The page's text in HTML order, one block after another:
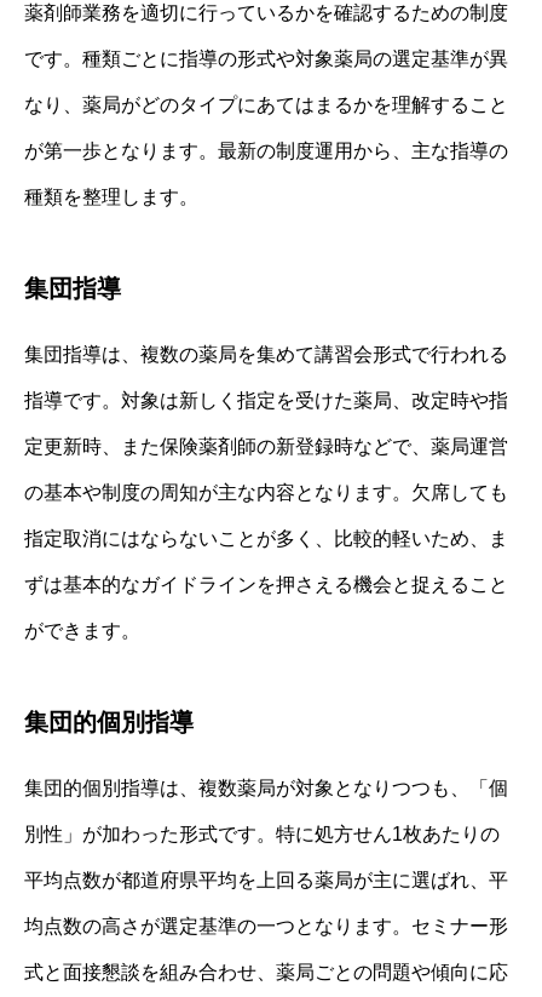
薬剤師業務を適切に行っているかを確認するための制度
です。種類ごとに指導の形式や対象薬局の選定基準が異
なり、薬局がどのタイプにあてはまるかを理解すること
が第一歩となります。最新の制度運用から、主な指導の
種類を整理します。
集団指導
集団指導は、複数の薬局を集めて講習会形式で行われる
指導です。対象は新しく指定を受けた薬局、改定時や指
定更新時、また保険薬剤師の新登録時などで、薬局運営
の基本や制度の周知が主な内容となります。欠席しても
指定取消にはならないことが多く、比較的軽いため、ま
ずは基本的なガイドラインを押さえる機会と捉えること
ができます。
集団的個別指導
集団的個別指導は、複数薬局が対象となりつつも、「個
別性」が加わった形式です。特に処方せん1枚あたりの
平均点数が都道府県平均を上回る薬局が主に選ばれ、平
均点数の高さが選定基準の一つとなります。セミナー形
式と面接懇談を組み合わせ、薬局ごとの問題や傾向に応